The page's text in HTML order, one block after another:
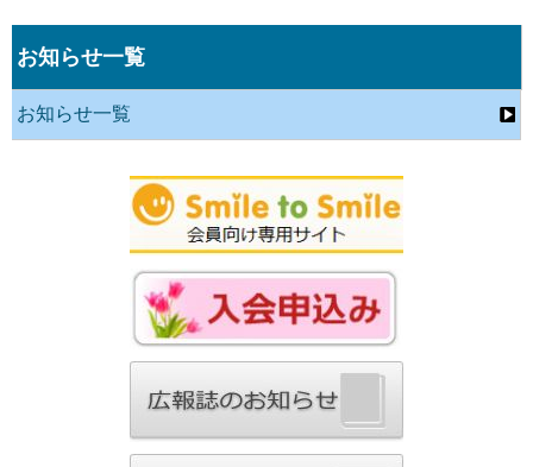
お知らせ一覧
お知らせ一覧